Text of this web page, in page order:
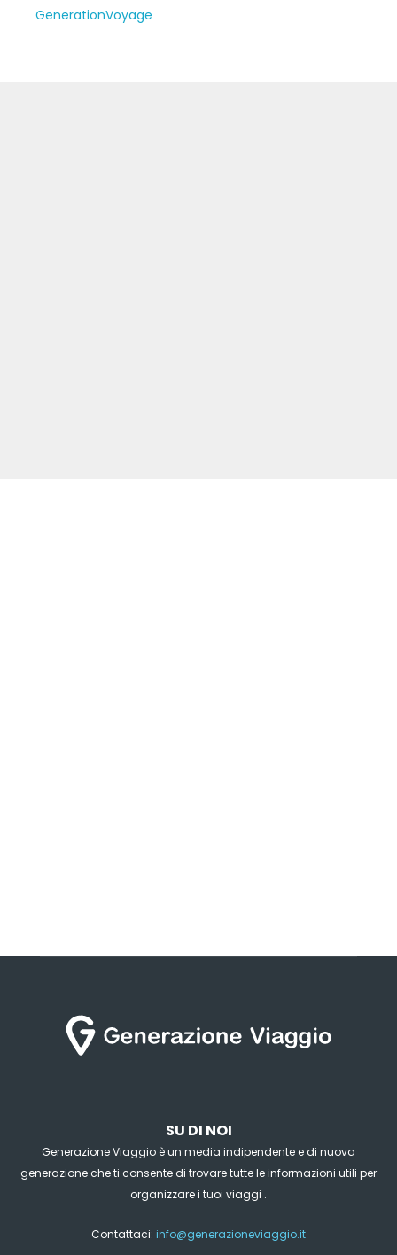
GenerationVoyage
SU DI NOI
Generazione Viaggio è un media indipendente e di nuova
generazione che ti consente di trovare tutte le informazioni utili per
organizzare i tuoi viaggi .
Contattaci: info@generazioneviaggio.it